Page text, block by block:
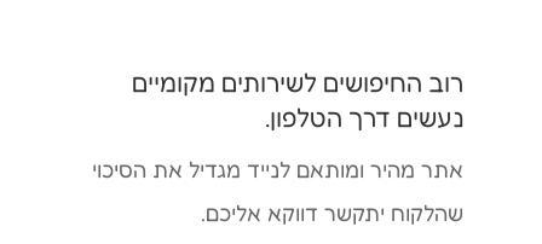
רוב החיפושים לשירותים מקומיים
נעשים דרך הטלפון.
אתר מהיר ומותאם לנייד מגדיל את הסיכוי
שהלקוח יתקשר דווקא אליכם.